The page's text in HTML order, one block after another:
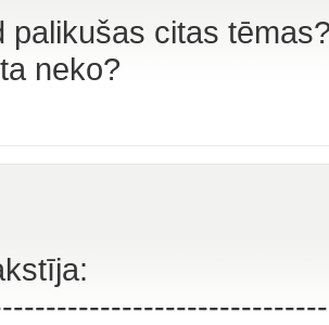
palikušas citas
neko?